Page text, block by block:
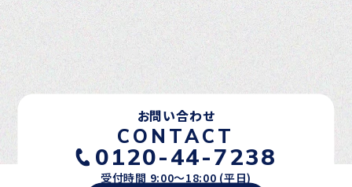
お問い合わせ
CONTACT
0120-44-7238
受付時間 9:00〜18:00 (平日)